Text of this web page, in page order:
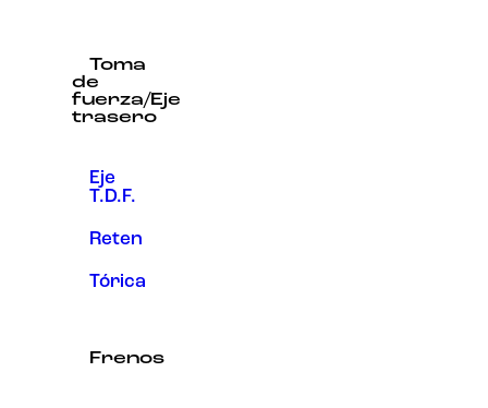
Toma
de
fuerza/Eje
trasero
Eje
T.D.F.
Reten
Tórica
Frenos